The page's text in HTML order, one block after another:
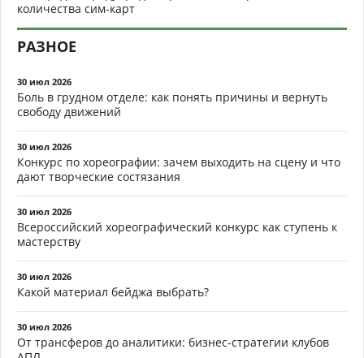
количества сим-карт
РАЗНОЕ
30 июл 2026
Боль в грудном отделе: как понять причины и вернуть
свободу движений
30 июл 2026
Конкурс по хореографии: зачем выходить на сцену и что
дают творческие состязания
30 июл 2026
Всероссийский хореографический конкурс как ступень к
мастерству
30 июл 2026
Какой материал бейджа выбрать?
30 июл 2026
От трансферов до аналитики: бизнес-стратегии клубов